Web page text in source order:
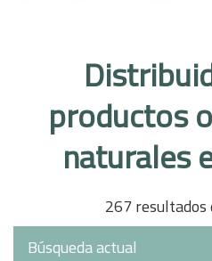
productos
naturales
267 resultados
Búsqueda actual